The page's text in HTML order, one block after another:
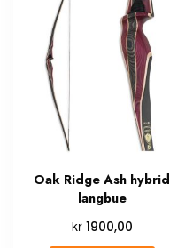
Oak Ridge Ash hybrid
langbue
kr1900,00